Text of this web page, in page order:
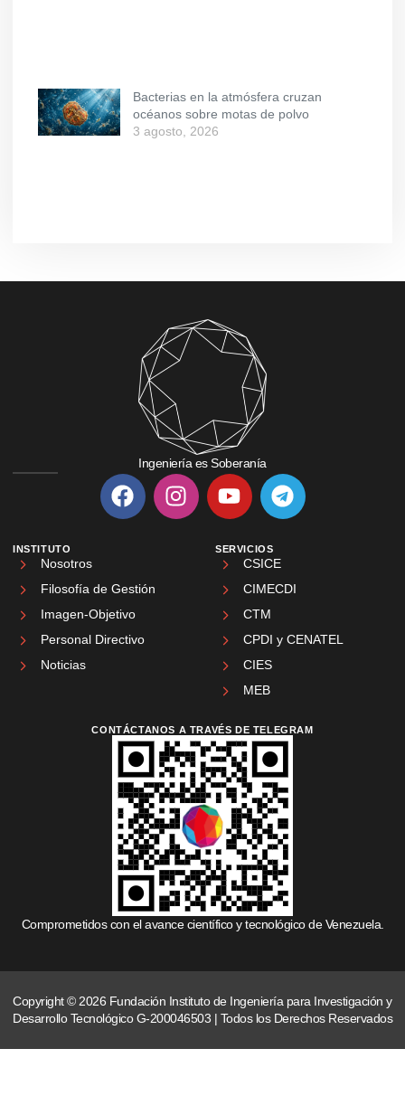
Bacterias en la atmósfera cruzan
océanos sobre motas de polvo
3 agosto, 2026
Ingeniería es Soberanía
INSTITUTO
Nosotros
Filosofía de Gestión
Imagen-Objetivo
Personal Directivo
Noticias
SERVICIOS
CSICE
CIMECDI
CTM
CPDI y CENATEL
CIES
MEB
CONTÁCTANOS A TRAVÉS DE TELEGRAM
Comprometidos con el avance científico y tecnológico de Venezuela.
Copyright © 2026 Fundación Instituto de Ingeniería para Investigación y
Desarrollo Tecnológico G-200046503 | Todos los Derechos Reservados